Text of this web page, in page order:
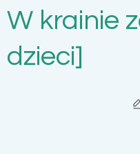
W krainie
dzieci]